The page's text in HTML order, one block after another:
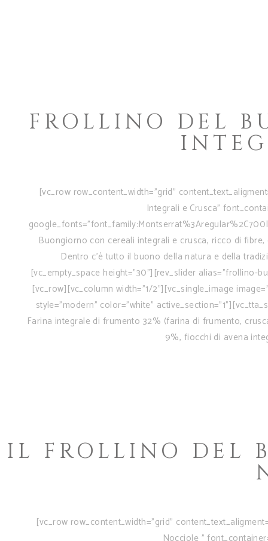
FROLLINO DEL
[vc_row row_content_width="grid"
Integrali e Crusca"
Buongiorno con cereali integrali e crusca, ricco di
Dentro c’è tutto il buono della natura e della
[vc_empty_space height="30"][rev_slider
[vc_row][vc_column width="1/2"][vc_single_image
style="modern" color="white"
Farina integrale di frumento 32% (farina di frumento,
9%, fiocchi di avena
IL FROLLINO DEL
[vc_row row_content_width="grid"